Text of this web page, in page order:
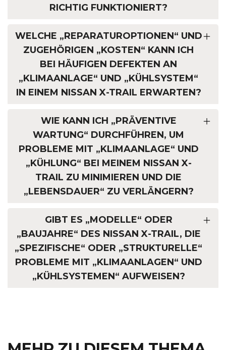
RICHTIG FUNKTIONIERT?
WELCHE „REPARATUROPTIONEN“ UND
ZUGEHÖRIGEN „KOSTEN“ KANN ICH
BEI HÄUFIGEN DEFEKTEN AN
„KLIMAANLAGE“ UND „KÜHLSYSTEM“
IN EINEM NISSAN X-TRAIL ERWARTEN?
WIE KANN ICH „PRÄVENTIVE
WARTUNG“ DURCHFÜHREN, UM
PROBLEME MIT „KLIMAANLAGE“ UND
„KÜHLUNG“ BEI MEINEM NISSAN X-
TRAIL ZU MINIMIEREN UND DIE
„LEBENSDAUER“ ZU VERLÄNGERN?
GIBT ES „MODELLE“ ODER
„BAUJAHRE“ DES NISSAN X-TRAIL, DIE
„SPEZIFISCHE“ ODER „STRUKTURELLE“
PROBLEME MIT „KLIMAANLAGEN“ UND
„KÜHLSYSTEMEN“ AUFWEISEN?